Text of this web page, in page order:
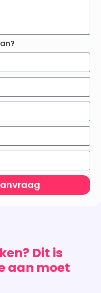
Dit is
aan moet